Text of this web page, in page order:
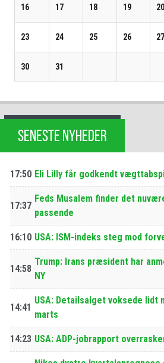
16 17 18 19 20
23 24 25 26 27
30 31
SENESTE NYHEDER
17:50 Eli Lilly får godkendt
17:37
Feds Musalem finder det
passende
16:10 USA: ISM-indeks steg mod
14:58
Trump: Irans præsident har
NY
14:41
USA: Detailsalget voksede lidt
marts
14:23 USA: ADP-jobrapport